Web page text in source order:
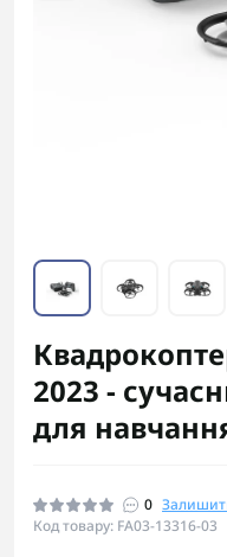
2023 -
для
0
Код товару: FA03-13316-03